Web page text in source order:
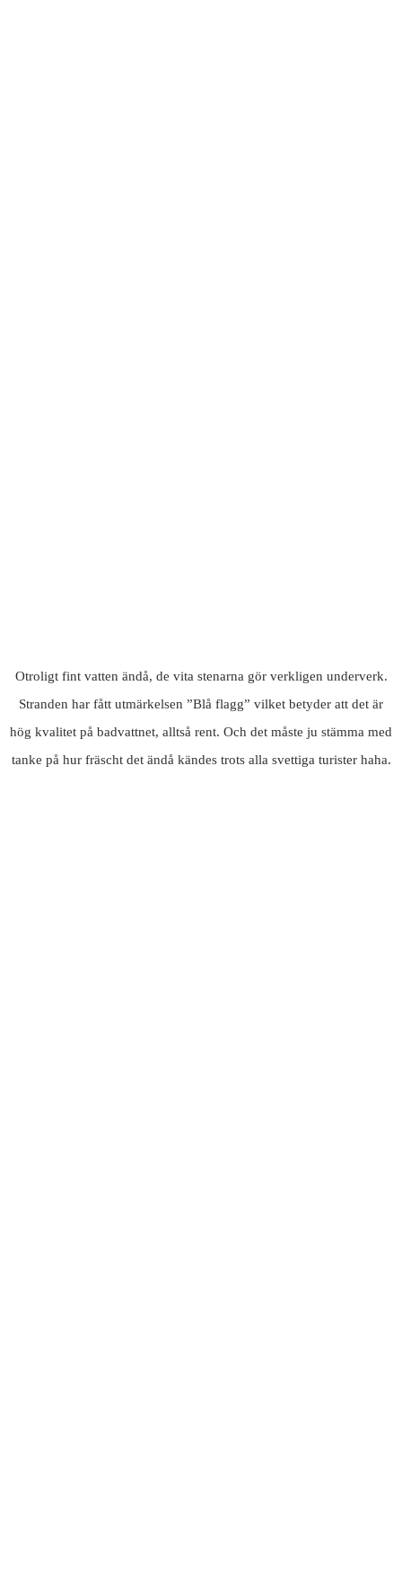
Otroligt fint vatten ändå, de vita stenarna gör verkligen underverk.
Stranden har fått utmärkelsen ”Blå flagg” vilket betyder att det är
hög kvalitet på badvattnet, alltså rent. Och det måste ju stämma med
tanke på hur fräscht det ändå kändes trots alla svettiga turister haha.